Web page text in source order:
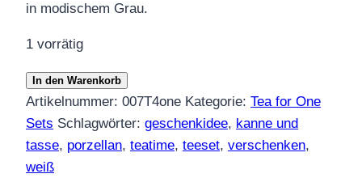
in modischem Grau.
1 vorrätig
Tea
for
one
Set
Capri
In den Warenkorb
Artikelnummer: 007T4one Kategorie: Tea for One
Sets Schlagwörter: geschenkidee, kanne und
tasse, porzellan, teatime, teeset, verschenken,
weiß